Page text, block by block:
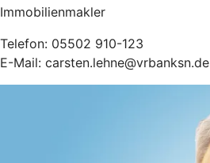
Immobilienmakler
Telefon: 05502 910-123
E-Mail: carsten.lehne@vrbanksn.de